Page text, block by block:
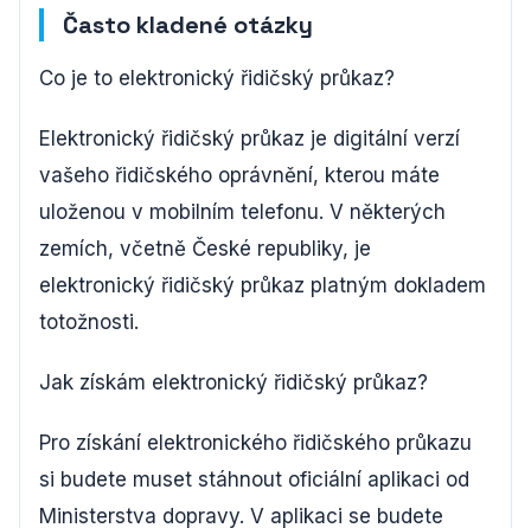
Často kladené otázky
Co je to elektronický řidičský průkaz?
Elektronický řidičský průkaz je digitální verzí
vašeho řidičského oprávnění, kterou máte
uloženou v mobilním telefonu. V některých
zemích, včetně České republiky, je
elektronický řidičský průkaz platným dokladem
totožnosti.
Jak získám elektronický řidičský průkaz?
Pro získání elektronického řidičského průkazu
si budete muset stáhnout oficiální aplikaci od
Ministerstva dopravy. V aplikaci se budete